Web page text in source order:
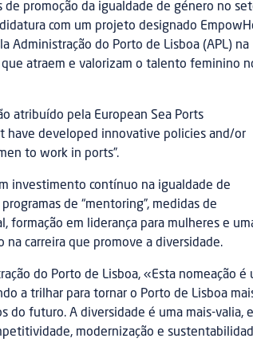
promoção da igualdade de género no
com um projeto designado
Administração do Porto de Lisboa (APL) na
atraem e valorizam o talento feminino
atribuído pela European Sea Ports
have developed innovative policies and/or
to work in ports”.
investimento contínuo na igualdade de
de “mentoring”, medidas de
formação em liderança para mulheres e
carreira que promove a diversidade.
do Porto de Lisboa, «Esta nomeação é
a trilhar para tornar o Porto de Lisboa
do futuro. A diversidade é uma mais-valia,
modernização e